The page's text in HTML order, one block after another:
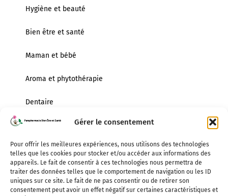
Gérer le consentement
Pour offrir les meilleures expériences, nous utilisons des technologies
telles que les cookies pour stocker et/ou accéder aux informations des
appareils. Le fait de consentir à ces technologies nous permettra de
traiter des données telles que le comportement de navigation ou les ID
uniques sur ce site. Le fait de ne pas consentir ou de retirer son
consentement peut avoir un effet négatif sur certaines caractéristiques et
Hygiène et beauté
Bien être et santé
Maman et bébé
Aroma et phytothérapie
Dentaire
Infos pratiques
14h00 – 18h30
Mardi au Vendredi
9h00 – 12h00 / 14h00 – 18h30
Samedi